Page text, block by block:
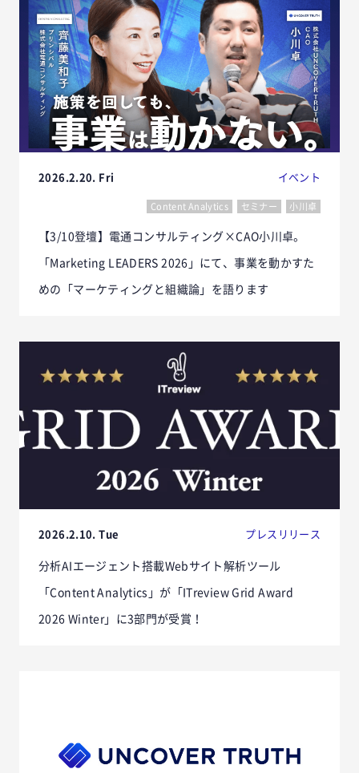
2026.2.20. Fri イベント
Content Analytics セミナー 小川卓
【3/10登壇】電通コンサルティング×CAO小川卓。
「Marketing LEADERS 2026」にて、事業を動かすた
めの「マーケティングと組織論」を語ります
2026.2.10. Tue プレスリリース
分析AIエージェント搭載Webサイト解析ツール
「Content Analytics」が「ITreview Grid Award
2026 Winter」に3部門が受賞！